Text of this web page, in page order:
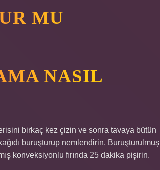
MU
NASIL
birkaç kez çizin ve sonra tavaya bütün
buruşturup nemlendirin. Buruşturulmuş
konveksiyonlu fırında 25 dakika pişirin.